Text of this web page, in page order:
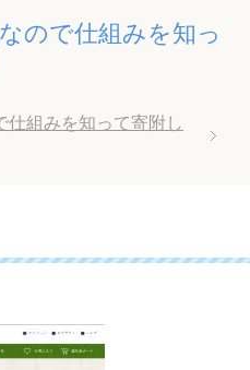
ので仕組みを知っ
仕組みを知って寄附し